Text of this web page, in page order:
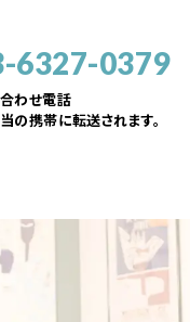
6327-0379
わせ電話
の携帯に転送されます。